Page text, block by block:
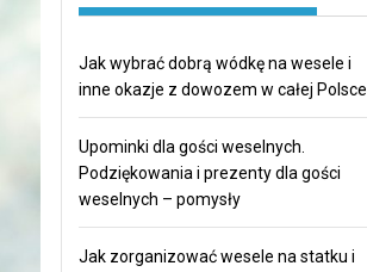
Jak wybrać dobrą wódkę na wesele i
inne okazje z dowozem w całej Polsce
Upominki dla gości weselnych.
Podziękowania i prezenty dla gości
weselnych – pomysły
Jak zorganizować wesele na statku i